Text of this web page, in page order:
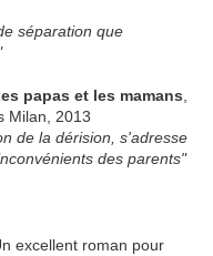
séparation que
papas et les mamans
Milan, 2013
de la dérision, s'adresse
des parents"
excellent roman pour